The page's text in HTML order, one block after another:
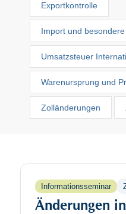
Exportkontrolle
Import und
Umsatzsteuer
Warenursprung und
Zolländerungen
Informationsseminar
Änderungen